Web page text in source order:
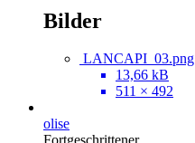
Bilder
LANCAPI_03.png
13,66 kB
511 × 492
olise